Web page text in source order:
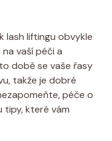
lash liftingu obvykle
vaší péči a
době se vaše řasy
takže je dobré
péče o
tipy, které vám